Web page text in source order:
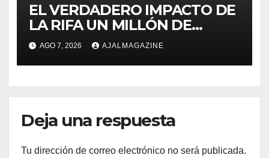
EL VERDADERO IMPACTO DE
LA RIFA UN MILLÓN DE
AMIGOS HOY POR TI,
MAÑANA POR MÍ
AGO 7, 2026 AJALMAGAZINE
Deja una respuesta
Tu dirección de correo electrónico no será publicada.